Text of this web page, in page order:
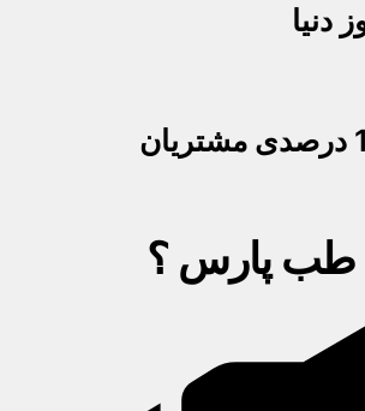
دنیا
طب پارس ؟